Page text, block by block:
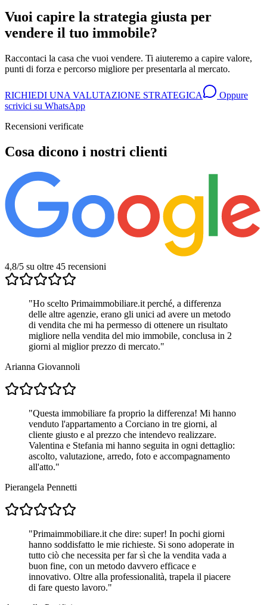
Vuoi capire la strategia giusta per
vendere il tuo immobile?
Raccontaci la casa che vuoi vendere. Ti aiuteremo a capire valore,
punti di forza e percorso migliore per presentarla al mercato.
RICHIEDI UNA VALUTAZIONE STRATEGICA
Oppure
scrivici su WhatsApp
Recensioni verificate
Cosa dicono i nostri clienti
4,8/5 su oltre 45 recensioni
"Ho scelto Primaimmobiliare.it perché, a differenza
delle altre agenzie, erano gli unici ad avere un metodo
di vendita che mi ha permesso di ottenere un risultato
migliore nella vendita del mio immobile, conclusa in 2
giorni al miglior prezzo di mercato."
Arianna Giovannoli
"Questa immobiliare fa proprio la differenza! Mi hanno
venduto l'appartamento a Corciano in tre giorni, al
cliente giusto e al prezzo che intendevo realizzare.
Valentina e Stefania mi hanno seguita in ogni dettaglio:
ascolto, valutazione, arredo, foto e accompagnamento
all'atto."
Pierangela Pennetti
"Primaimmobiliare.it che dire: super! In pochi giorni
hanno soddisfatto le mie richieste. Si sono adoperate in
tutto ciò che necessita per far sì che la vendita vada a
buon fine, con un metodo davvero efficace e
innovativo. Oltre alla professionalità, trapela il piacere
di fare questo lavoro."